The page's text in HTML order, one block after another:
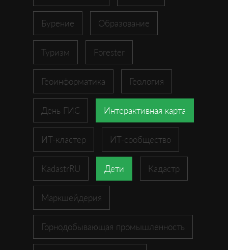
Бурение Образование
Туризм Forester
Геоинформатика Геология
День ГИС Интерактивная карта
ИТ-кластер ИТ-сообщество
KadastrRU Дети Кадастр
Маркшейдерия
Горнодобывающая промышленность